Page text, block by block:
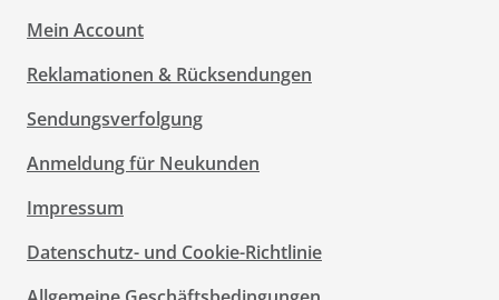
Mein Account
Reklamationen & Rücksendungen
Sendungsverfolgung
Anmeldung für Neukunden
Impressum
Datenschutz- und Cookie-Richtlinie